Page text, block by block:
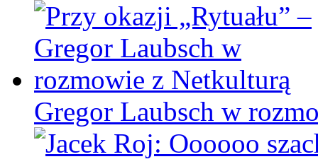
Gregor Laubsch w